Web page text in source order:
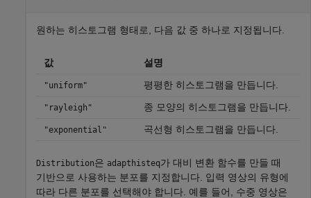
원하는 히스토그램 형태로, 다음 값 중 하나로 지정됩니다.
값 설명
"uniform" 평평한 히스토그램을 만듭니다.
"rayleigh" 종 모양의 히스토그램을 만듭니다.
"exponential" 곡선형 히스토그램을 만듭니다.
Distribution은 adapthisteq가 대비 변환 함수를 만들 때
기반으로 사용하는 분포를 지정합니다. 입력 영상의 유형에
따라 다른 분포를 선택해야 합니다. 예를 들어, 수중 영상은